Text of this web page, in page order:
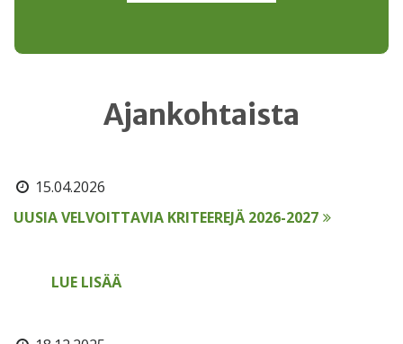
Ajankohtaista
15.04.2026
UUSIA VELVOITTAVIA KRITEEREJÄ 2026-2027
LUE LISÄÄ